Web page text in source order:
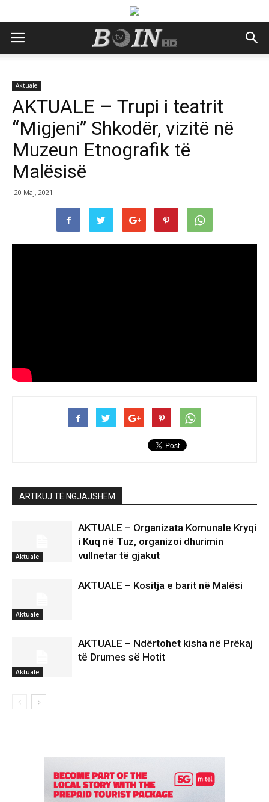
Aktuale
AKTUALE – Trupi i teatrit
“Migjeni” Shkodër, vizitë në
Muzeun Etnografik të
Malësisë
20 Maj, 2021
ARTIKUJ TË NGJAJSHËM
Aktuale
AKTUALE – Organizata Komunale Kryqi
i Kuq në Tuz, organizoi dhurimin
vullnetar të gjakut
Aktuale
AKTUALE – Kositja e barit në Malësi
Aktuale
AKTUALE – Ndërtohet kisha në Prëkaj
të Drumes së Hotit